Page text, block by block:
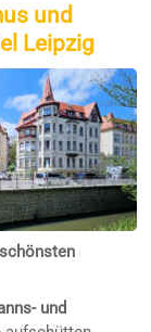
und
Leipzig
und